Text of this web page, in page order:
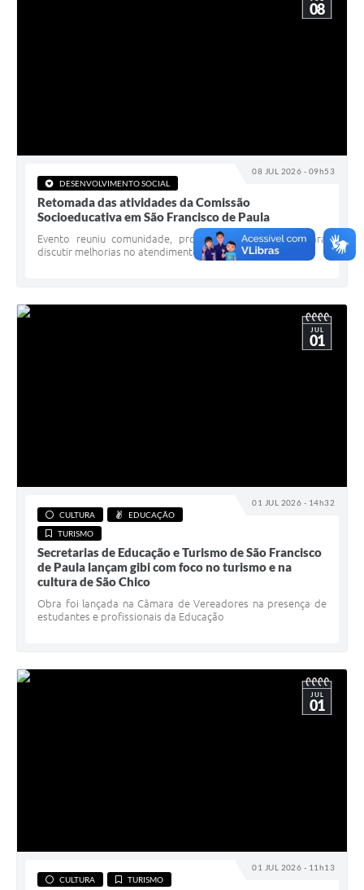
08 JUL 2026 - 09h53
08
DESENVOLVIMENTO SOCIAL
Retomada das atividades da Comissão
Socioeducativa em São Francisco de Paula
Evento reuniu comunidade, profissionais e gestores para
discutir melhorias no atendimento socioeducativo
01 JUL 2026 - 14h32
JUL
01
CULTURA
EDUCAÇÃO
TURISMO
Secretarias de Educação e Turismo de São Francisco
de Paula lançam gibi com foco no turismo e na
cultura de São Chico
Obra foi lançada na Câmara de Vereadores na presença de
estudantes e profissionais da Educação
01 JUL 2026 - 11h13
JUL
01
CULTURA TURISMO